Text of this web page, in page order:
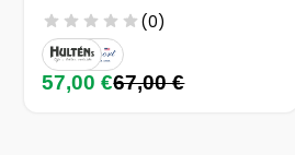
(0)
57,00 €67,00 €